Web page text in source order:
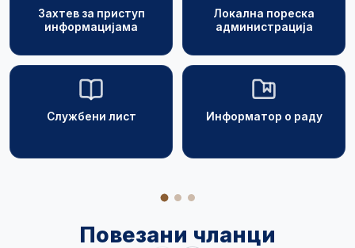
Захтев за приступ
информацијама
Локална пореска
администрација
Службени лист Информатор о раду
Повезани чланци